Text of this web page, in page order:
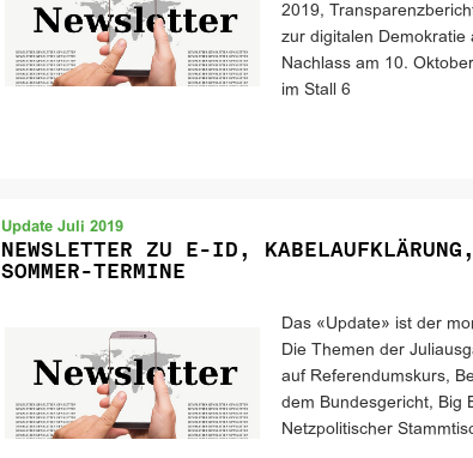
2019,
zur digitalen Demokratie
Nachlass am 10.
im Stall 6
Update Juli 2019
NEWSLETTER ZU E-ID,
SOMMER-TERMINE
Das «Update» ist der
Die Themen der
auf Referendumskurs,
dem Bundesgericht, Big
Netzpolitischer